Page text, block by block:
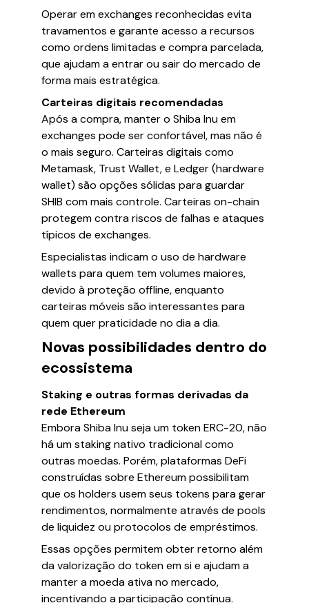
Operar em exchanges reconhecidas evita
travamentos e garante acesso a recursos
como ordens limitadas e compra parcelada,
que ajudam a entrar ou sair do mercado de
forma mais estratégica.
Carteiras digitais recomendadas
Após a compra, manter o Shiba Inu em
exchanges pode ser confortável, mas não é
o mais seguro. Carteiras digitais como
Metamask, Trust Wallet, e Ledger (hardware
wallet) são opções sólidas para guardar
SHIB com mais controle. Carteiras on-chain
protegem contra riscos de falhas e ataques
típicos de exchanges.
Especialistas indicam o uso de hardware
wallets para quem tem volumes maiores,
devido à proteção offline, enquanto
carteiras móveis são interessantes para
quem quer praticidade no dia a dia.
Novas possibilidades dentro do
ecossistema
Staking e outras formas derivadas da
rede Ethereum
Embora Shiba Inu seja um token ERC-20, não
há um staking nativo tradicional como
outras moedas. Porém, plataformas DeFi
construídas sobre Ethereum possibilitam
que os holders usem seus tokens para gerar
rendimentos, normalmente através de pools
de liquidez ou protocolos de empréstimos.
Essas opções permitem obter retorno além
da valorização do token em si e ajudam a
manter a moeda ativa no mercado,
incentivando a participação contínua.